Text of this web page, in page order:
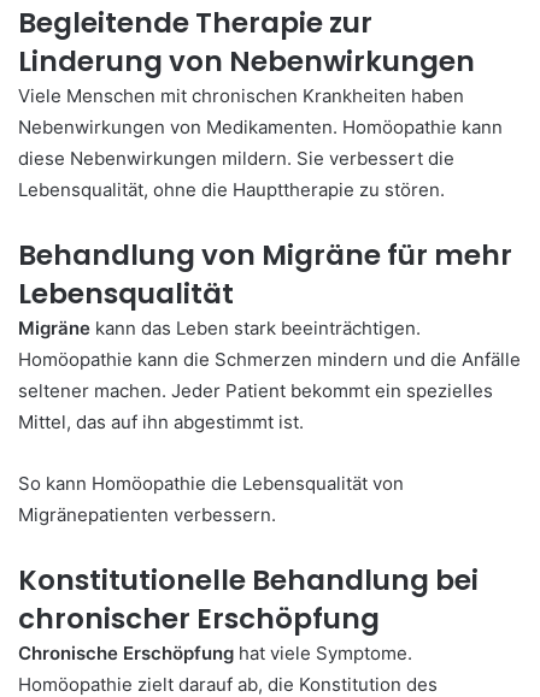
Begleitende Therapie zur
Linderung von Nebenwirkungen
Viele Menschen mit chronischen Krankheiten haben
Nebenwirkungen von Medikamenten. Homöopathie kann
diese Nebenwirkungen mildern. Sie verbessert die
Lebensqualität, ohne die Haupttherapie zu stören.
Behandlung von Migräne für mehr
Lebensqualität
Migräne kann das Leben stark beeinträchtigen.
Homöopathie kann die Schmerzen mindern und die Anfälle
seltener machen. Jeder Patient bekommt ein spezielles
Mittel, das auf ihn abgestimmt ist.
So kann Homöopathie die Lebensqualität von
Migränepatienten verbessern.
Konstitutionelle Behandlung bei
chronischer Erschöpfung
Chronische Erschöpfung hat viele Symptome.
Homöopathie zielt darauf ab, die Konstitution des